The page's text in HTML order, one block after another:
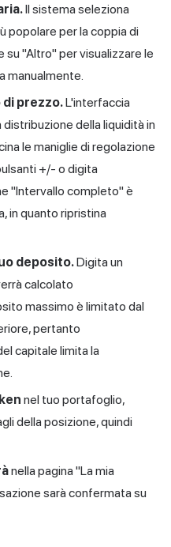
Il sistema seleziona
popolare per la coppia di
su "Altro" per visualizzare le
manualmente.
prezzo.L'interfaccia
della liquidità in
le maniglie di regolazione
+/- o digita
"Intervallo completo" è
in quanto ripristina
deposito.Digita un
calcolato
massimo è limitato dal
pertanto
capitale limita la
nel tuo portafoglio,
della posizione, quindi
nella pagina "La mia
sarà confermata su